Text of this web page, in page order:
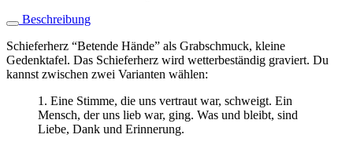
Beschreibung
Schieferherz “Betende Hände” als Grabschmuck, kleine
Gedenktafel. Das Schieferherz wird wetterbeständig graviert. Du
kannst zwischen zwei Varianten wählen:
1. Eine Stimme, die uns vertraut war, schweigt. Ein
Mensch, der uns lieb war, ging. Was und bleibt, sind
Liebe, Dank und Erinnerung.